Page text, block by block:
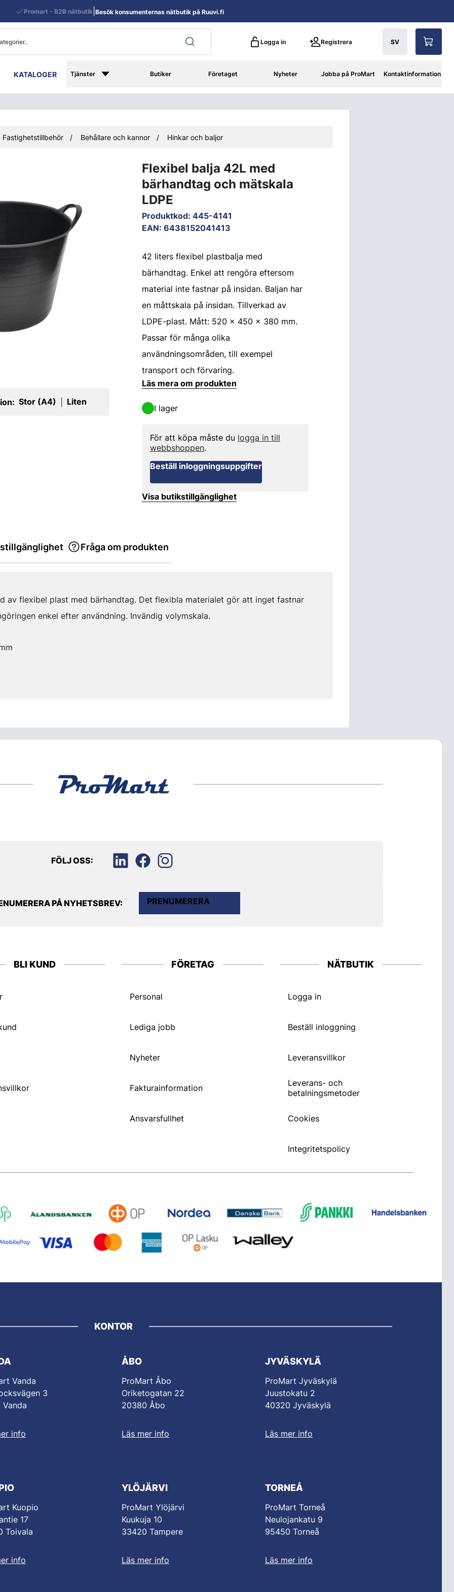
Logga in Registrera SV
KATALOGER Tjänster Butiker Företaget Nyheter Jobba på ProMart Kontaktinformation
Promart - B2B nätbutik Besök konsumenternas nätbutik på Ruuvi.fi
Fastighetstillbehör Behållare och kannor Hinkar och baljor
Flexibel balja 42L med
bärhandtag och mätskala
LDPE
Produktkod: 445-4141
EAN: 6438152041413
Stor (A4) Liten
42 liters flexibel plastbalja med
bärhandtag. Enkel att rengöra eftersom
material inte fastnar på insidan. Baljan har
en måttskala på insidan. Tillverkad av
LDPE-plast. Mått: 520 x 450 x 380 mm.
Passar för många olika
användningsområden, till exempel
transport och förvaring.
Läs mera om produkten
I lager
För att köpa måste du logga in till
webbshoppen.
Beställ inloggningsuppgifter
Visa butikstillgänglighet
Fråga om produkten
av flexibel plast med bärhandtag. Det flexibla materialet gör att inget fastnar
enkel efter användning. Invändig volymskala.
FÖLJ OSS:
PÅ NYHETSBREV: PRENUMERERA
BLI KUND FÖRETAG
Personal
Lediga jobb
Nyheter
Fakturainformation
Ansvarsfullhet
NÄTBUTIK
Logga in
Beställ inloggning
Leveransvillkor
Leverans- och
betalningsmetoder
Cookies
Integritetspolicy
KONTOR
Vanda
3
Vanda
info
ÅBO
ProMart Åbo
Oriketogatan 22
20380 Åbo
Läs mer info
JYVÄSKYLÄ
ProMart Jyväskylä
Juustokatu 2
40320 Jyväskylä
Läs mer info
Kuopio
17
Toivala
info
YLÖJÄRVI
ProMart Ylöjärvi
Kuukuja 10
33420 Tampere
Läs mer info
TORNEÅ
ProMart Torneå
Neulojankatu 9
95450 Torneå
Läs mer info